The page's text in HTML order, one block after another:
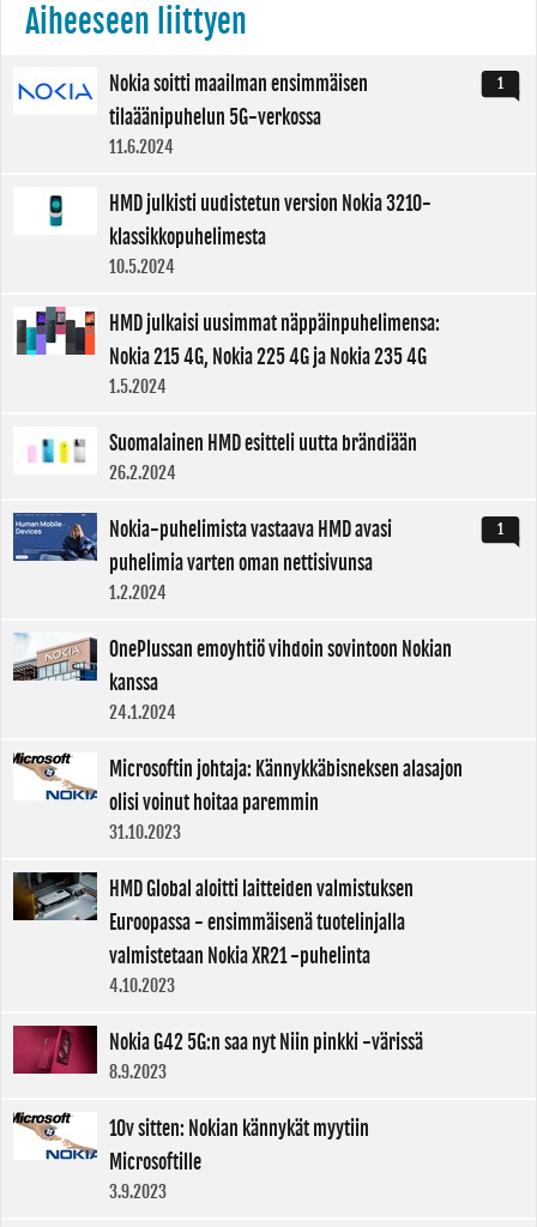
Aiheeseen liittyen
1
Nokia soitti maailman ensimmäisen
tilaäänipuhelun 5G-verkossa
11.6.2024
HMD julkisti uudistetun version Nokia 3210-
klassikkopuhelimesta
10.5.2024
HMD julkaisi uusimmat näppäinpuhelimensa:
Nokia 215 4G, Nokia 225 4G ja Nokia 235 4G
1.5.2024
Suomalainen HMD esitteli uutta brändiään
26.2.2024
1
Nokia-puhelimista vastaava HMD avasi
puhelimia varten oman nettisivunsa
1.2.2024
OnePlussan emoyhtiö vihdoin sovintoon Nokian
kanssa
24.1.2024
Microsoftin johtaja: Kännykkäbisneksen alasajon
olisi voinut hoitaa paremmin
31.10.2023
HMD Global aloitti laitteiden valmistuksen
Euroopassa - ensimmäisenä tuotelinjalla
valmistetaan Nokia XR21 -puhelinta
4.10.2023
Nokia G42 5G:n saa nyt Niin pinkki -värissä
8.9.2023
10v sitten: Nokian kännykät myytiin
Microsoftille
3.9.2023